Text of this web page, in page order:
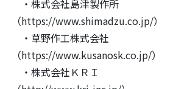
・株式会社島津製作所
（https://www.shimadzu.co.jp/）
・草野作工株式会社
（https://www.kusanosk.co.jp/）
・株式会社ＫＲＩ